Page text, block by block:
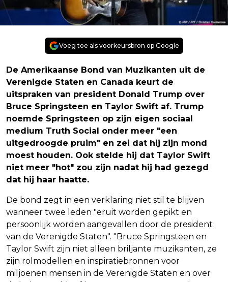
Voeg toe als voorkeursbron op Google
De Amerikaanse Bond van Muzikanten uit de
Verenigde Staten en Canada keurt de
uitspraken van president Donald Trump over
Bruce Springsteen en Taylor Swift af. Trump
noemde Springsteen op zijn eigen sociaal
medium Truth Social onder meer "een
uitgedroogde pruim" en zei dat hij zijn mond
moest houden. Ook stelde hij dat Taylor Swift
niet meer "hot" zou zijn nadat hij had gezegd
dat hij haar haatte.
De bond zegt in een verklaring niet stil te blijven
wanneer twee leden "eruit worden gepikt en
persoonlijk worden aangevallen door de president
van de Verenigde Staten". "Bruce Springsteen en
Taylor Swift zijn niet alleen briljante muzikanten, ze
zijn rolmodellen en inspiratiebronnen voor
miljoenen mensen in de Verenigde Staten en over